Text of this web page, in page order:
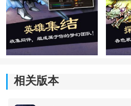
3：需要快速击退大量的游戏怪
奖励。
相关版本